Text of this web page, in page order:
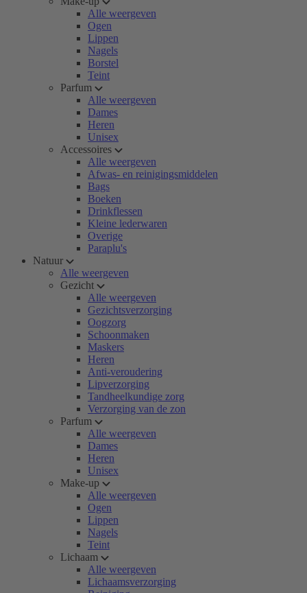
Alle weergeven
Ogen
Lippen
Nagels
Borstel
Teint
Parfum
Alle weergeven
Dames
Heren
Unisex
Accessoires
Alle weergeven
Afwas- en reinigingsmiddelen
Bags
Boeken
Drinkflessen
Kleine lederwaren
Overige
Paraplu's
Natuur
Alle weergeven
Gezicht
Alle weergeven
Gezichtsverzorging
Oogzorg
Schoonmaken
Maskers
Heren
Anti-veroudering
Lipverzorging
Tandheelkundige zorg
Verzorging van de zon
Parfum
Alle weergeven
Dames
Heren
Unisex
Make-up
Alle weergeven
Ogen
Lippen
Nagels
Teint
Lichaam
Alle weergeven
Lichaamsverzorging